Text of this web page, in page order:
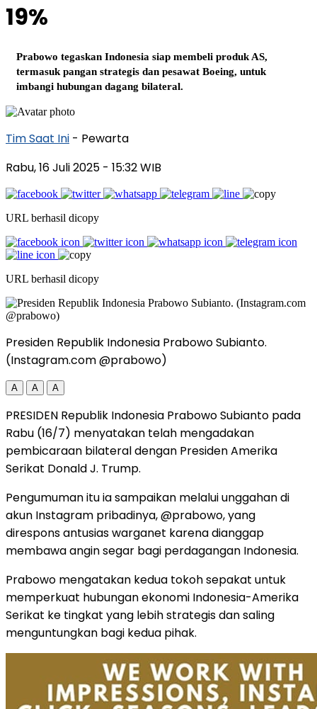
19%
Prabowo tegaskan Indonesia siap membeli produk AS,
termasuk pangan strategis dan pesawat Boeing, untuk
imbangi hubungan dagang bilateral.
Tim Saat Ini - Pewarta
Rabu, 16 Juli 2025 - 15:32 WIB
URL berhasil dicopy
URL berhasil dicopy
Presiden Republik Indonesia Prabowo Subianto.
(Instagram.com @prabowo)
A A A
PRESIDEN Republik Indonesia Prabowo Subianto pada
Rabu (16/7) menyatakan telah mengadakan
pembicaraan bilateral dengan Presiden Amerika
Serikat Donald J. Trump.
Pengumuman itu ia sampaikan melalui unggahan di
akun Instagram pribadinya, @prabowo, yang
direspons antusias warganet karena dianggap
membawa angin segar bagi perdagangan Indonesia.
Prabowo mengatakan kedua tokoh sepakat untuk
memperkuat hubungan ekonomi Indonesia-Amerika
Serikat ke tingkat yang lebih strategis dan saling
menguntungkan bagi kedua pihak.